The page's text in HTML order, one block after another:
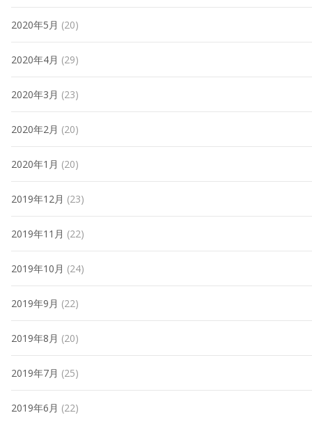
2020年5月 (20)
2020年4月 (29)
2020年3月 (23)
2020年2月 (20)
2020年1月 (20)
2019年12月 (23)
2019年11月 (22)
2019年10月 (24)
2019年9月 (22)
2019年8月 (20)
2019年7月 (25)
2019年6月 (22)